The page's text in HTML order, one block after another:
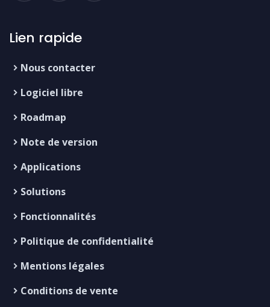
Lien rapide
Nous contacter
Logiciel libre
Roadmap
Note de version
Applications
Solutions
Fonctionnalités
Politique de confidentialité
Mentions légales
Conditions de vente